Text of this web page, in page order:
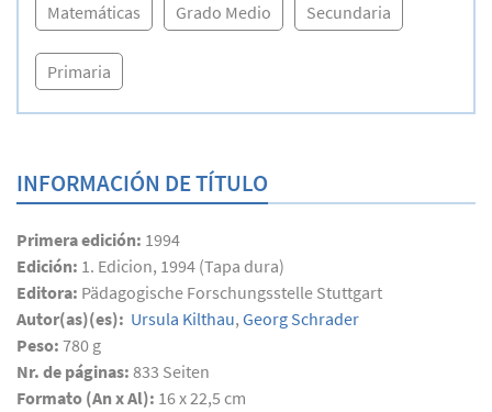
Matemáticas Grado Medio Secundaria
Primaria
INFORMACIÓN DE TÍTULO
Primera edición: 1994
Edición: 1. Edicion, 1994 (Tapa dura)
Editora: Pädagogische Forschungsstelle Stuttgart
Autor(as)(es): Ursula Kilthau, Georg Schrader
Peso: 780 g
Nr. de páginas: 833 Seiten
Formato (An x Al): 16 x 22,5 cm